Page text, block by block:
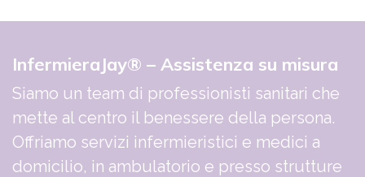
InfermieraJay® – Assistenza su misura
Siamo un team di professionisti sanitari che
mette al centro il benessere della persona.
Offriamo servizi infermieristici e medici a
domicilio, in ambulatorio e presso strutture